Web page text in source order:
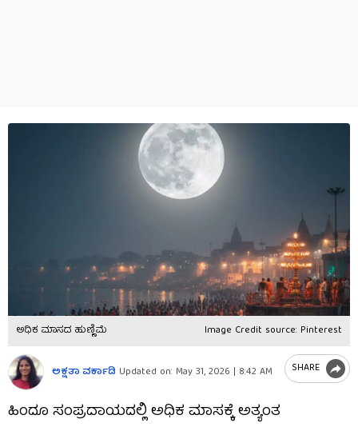
ಅಧಿಕ ಮಾಸದ ಹುಣ್ಣಿಮೆ Image Credit source: Pinterest
ಅಕ್ಷತಾ ವರ್ಕಾಡಿ Updated on: May 31, 2026 | 8:42 AM SHARE
ಹಿಂದೂ ಸಂಪ್ರದಾಯದಲ್ಲಿ ಅಧಿಕ ಮಾಸಕ್ಕೆ ಅತ್ಯಂತ